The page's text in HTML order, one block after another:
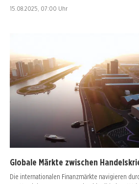
15.08.2025, 07:00 Uhr
Globale Märkte zwischen
Die internationalen Finanzmärkte navigieren